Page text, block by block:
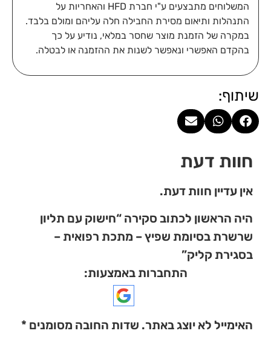
המשלוחים מתבצעים ע"י חברת HFD והאחריות על
התנהלות ותיאום מסירת החבילה חלה עליהם ומולם בלבד.
במקרה של הזמנת מוצר שחסר במלאי, נודיע על כך
בהקדם האפשרי ונאפשר לשנות את ההזמנה או לבטלה.
שיתוף:
חוות דעת
אין עדיין חוות דעת.
היה הראשון לכתוב סקירה “חישוק עם תליון
שרשרת בסיומת שפיץ – מתכת רפואית –
בסגירת קליק”
התחברות באמצעות:
האימייל לא יוצג באתר. שדות החובה מסומנים *